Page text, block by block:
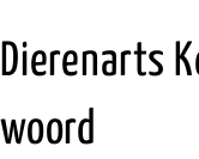
Dierenarts
woord